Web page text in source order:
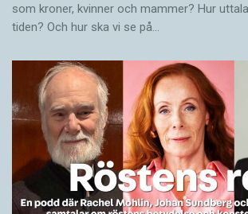
som kroner, kvinner och mammer? Hur
tiden? Och hur ska vi se på…